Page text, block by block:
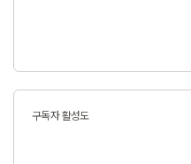
구독자 활성도